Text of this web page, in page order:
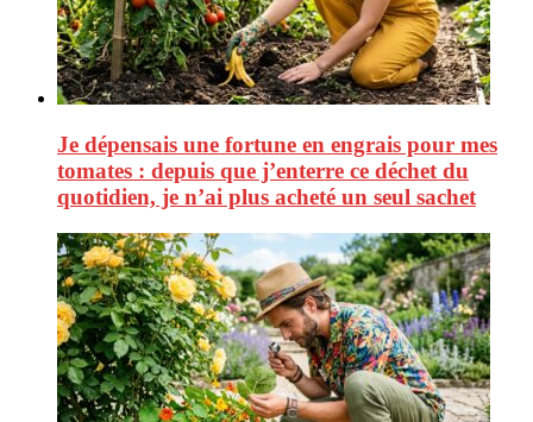
Je dépensais une fortune en engrais pour mes
tomates : depuis que j’enterre ce déchet du
quotidien, je n’ai plus acheté un seul sachet